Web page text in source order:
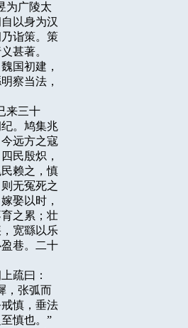
为广陵太
以身为汉
诣策。策
甚著。
国初建，
察当法，
来三十
。鸠集兆
远方之寇
民殷炽，
赖之，慎
无冤死之
娶以时，
之累；壮
宽繇以乐
巷。二十
疏曰：
，张弧而
慎，垂法
慎也。”